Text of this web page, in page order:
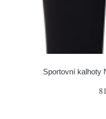
Sportovní kalhoty